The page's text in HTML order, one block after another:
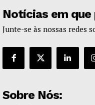
Notícias em
Junte-se às nossas redes
Sobre Nós: